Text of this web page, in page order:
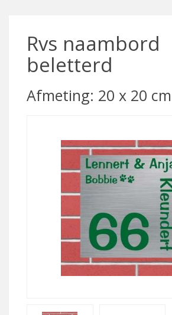
Rvs naambord
beletterd
Afmeting: 20 x 20 cm